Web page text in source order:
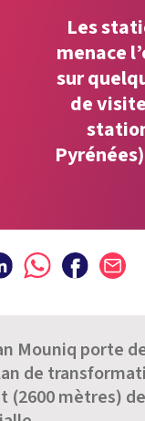
Les
menace
sur
de
Mouniq porte
de
mètres)